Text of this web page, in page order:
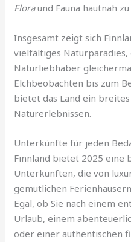
Floraund Fauna hautnah
Insgesamt zeigt sich
vielfältiges Naturparadies,
Naturliebhaber
Elchbeobachten bis zum
bietet das Land ein
Naturerlebnissen.
Unterkünfte für jeden
Finnland bietet 2025 eine
Unterkünften, die von
gemütlichen
Egal, ob Sie nach einem
Urlaub, einem
oder einer authentischen